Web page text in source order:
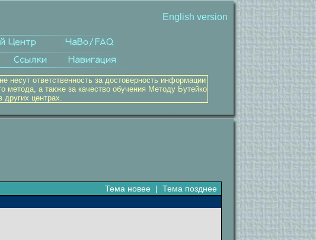
English version
ответственность за достоверность информации
метода, а также за качество обучения Методу Бутейко
других центрах.
Тема новее | Тема позднее